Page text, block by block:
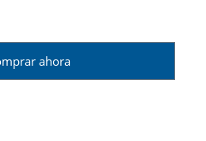
ahora